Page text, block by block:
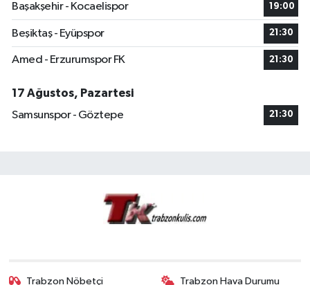
Başakşehir - Kocaelispor
19:00
Beşiktaş - Eyüpspor 21:30
Amed - Erzurumspor FK 21:30
17 Ağustos, Pazartesi
Samsunspor - Göztepe
21:30
Trabzon Nöbetçi Trabzon Hava Durumu